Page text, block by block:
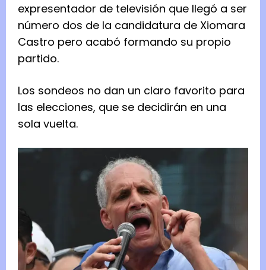
expresentador de televisión que llegó a ser
número dos de la candidatura de Xiomara
Castro pero acabó formando su propio
partido.
Los sondeos no dan un claro favorito para
las elecciones, que se decidirán en una
sola vuelta.